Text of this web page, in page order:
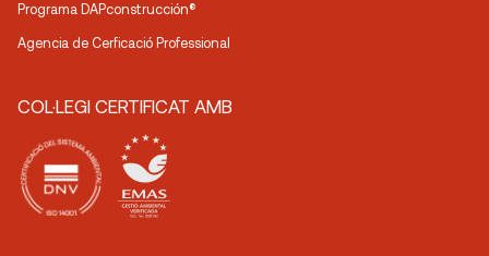
Programa DAPconstrucción®
Agencia de Cerficació Professional
COL·LEGI CERTIFICAT AMB